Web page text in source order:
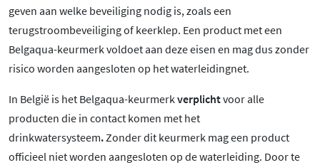
geven aan welke beveiliging nodig is, zoals een
terugstroombeveiliging of keerklep. Een product met een
Belgaqua-keurmerk voldoet aan deze eisen en mag dus zonder
risico worden aangesloten op het waterleidingnet.
In België is het Belgaqua-keurmerkverplichtvoor alle
producten die in contact komen met het
drinkwatersysteem.Zonder dit keurmerk mag een product
officieel niet worden aangesloten op de waterleiding. Door te